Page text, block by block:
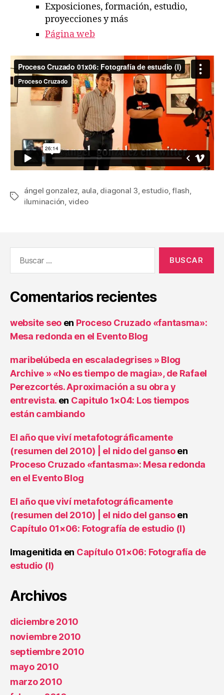
Exposiciones, formación, estudio,
proyecciones y más
Página web
Etiquetas
ángel gonzalez, aula, diagonal 3, estudio,flash,
iluminación, video
Comentarios recientes
website seo en Proceso Cruzado «fantasma»:
Mesa redonda en el Evento Blog
maribelúbeda en escaladegrises » Blog
Archive » «No es tiempo de magia», de Rafael
Perezcortés. Aproximación a su obra y
entrevista. en Capitulo 1×04: Los tiempos
están cambiando
El año que viví metafotográficamente
(resumen del 2010) | el nido del gansoen
Proceso Cruzado «fantasma»: Mesa redonda
en el Evento Blog
El año que viví metafotográficamente
(resumen del 2010) | el nido del gansoen
Capítulo 01×06: Fotografía de estudio (I)
Imagenitida en Capítulo 01×06: Fotografía de
estudio (I)
Archivos
diciembre 2010
noviembre 2010
septiembre 2010
mayo 2010
marzo 2010